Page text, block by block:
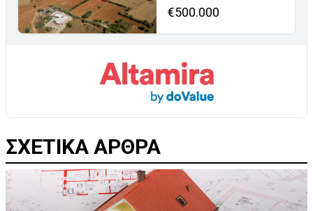
€500.000
ΣΧΕΤΙΚΑ ΑΡΘΡΑ